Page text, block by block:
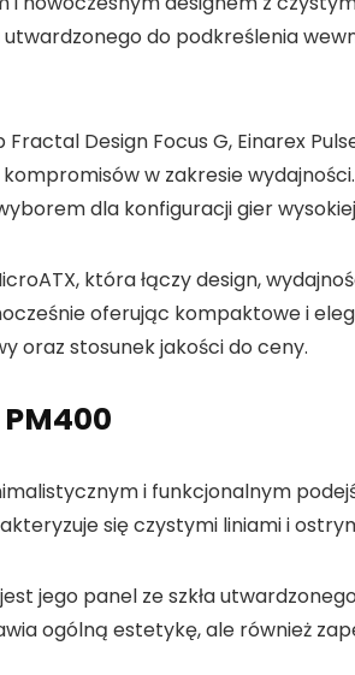
utwardzonego do podkreślenia
Design Focus G, Einarex
w zakresie
dla konfiguracji gier
która łączy design,
oferując kompaktowe i
oraz stosunek jakości do ceny.
i funkcjonalnym
się czystymi liniami i
jego panel ze szkła
ogólną estetykę, ale również